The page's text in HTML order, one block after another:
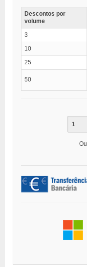
Descontos por
volume
3
10
25
50